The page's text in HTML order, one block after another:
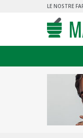
LE NOSTRE